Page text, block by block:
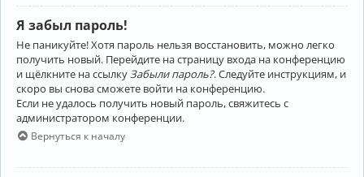
Я забыл пароль!
Не паникуйте! Хотя пароль нельзя восстановить, можно легко
получить новый. Перейдите на страницу входа на конференцию
и щёлкните на ссылку Забыли пароль?. Следуйте инструкциям, и
скоро вы снова сможете войти на конференцию.
Если не удалось получить новый пароль, свяжитесь с
администратором конференции.
Вернуться к началу